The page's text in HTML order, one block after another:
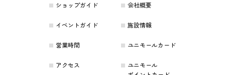
アクセス
ユニモールカード
ショップガイド
ユニモール
イベントガイド
会社概要
営業時間
施設情報